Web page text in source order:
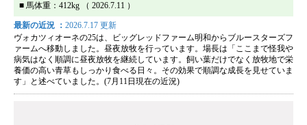
■ 馬体重：412kg （ 2026.7.11 ）
最新の近況 ： 2026.7.17 更新
ヴォカツィオーネの25は、ビッグレッドファーム明和からブルースターズフ
ァームへ移動しました。昼夜放牧を行っています。場長は「ここまで怪我や
病気はなく順調に昼夜放牧を継続しています。飼い葉だけでなく放牧地で栄
養価の高い青草もしっかり食べる日々。その効果で順調な成長を見せていま
す」と述べていました。(7月11日現在の近況)